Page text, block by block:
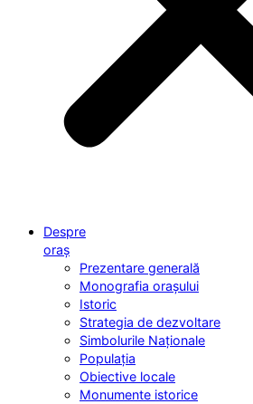
Despre
oraș
Prezentare generală
Monografia orașului
Istoric
Strategia de dezvoltare
Simbolurile Naționale
Populația
Obiective locale
Monumente istorice